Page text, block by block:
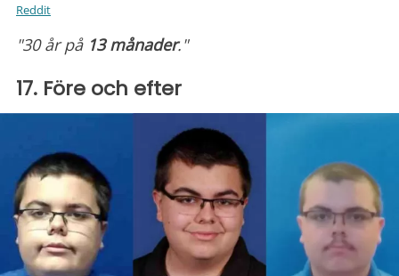
Reddit
"30 år på 13 månader."
17. Före och efter